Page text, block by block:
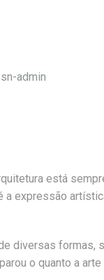
sn-admin
está
a expressão
diversas formas,
o quanto a